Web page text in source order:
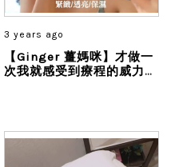
3 years ago
【Ginger 薑媽咪】才做一
次我就感受到療程的威力！